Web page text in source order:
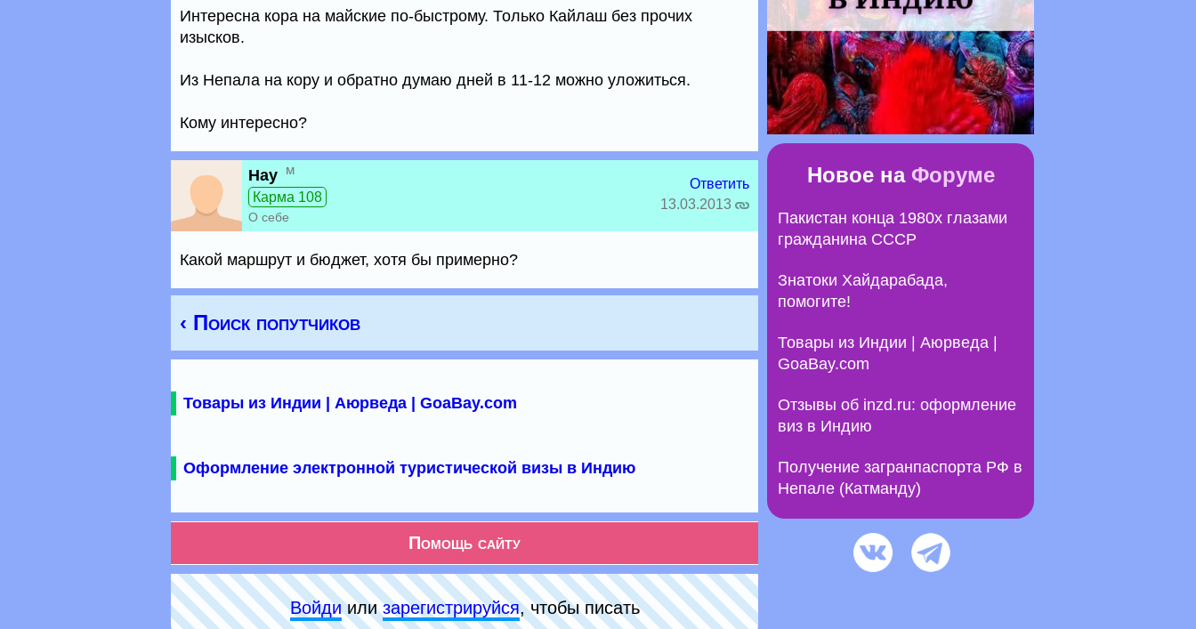
Интересна кора на майские по-быстрому. Только Кайлаш без прочих
изысков.
Из Непала на кору и обратно думаю дней в 11-12 можно уложиться.
Кому интересно?
Нау м
Карма 108
О себе
Ответить
13.03.2013
Какой маршрут и бюджет, хотя бы примерно?
‹ Поиск попутчиков
Товары из Индии | Аюрведа | GoaBay.com
Оформление электронной туристической визы в Индию
Помощь сайту
Войдиилизарeгиcтpируйся, чтобы писать
Новое на Форуме
Пакистан конца 1980х глазами
гражданина СССР
Знатоки Хайдарабада,
помогите!
Товары из Индии | Аюрведа |
GoaBay.com
Отзывы об inzd.ru: оформление
виз в Индию
Получение загранпаспорта РФ в
Непале (Катманду)